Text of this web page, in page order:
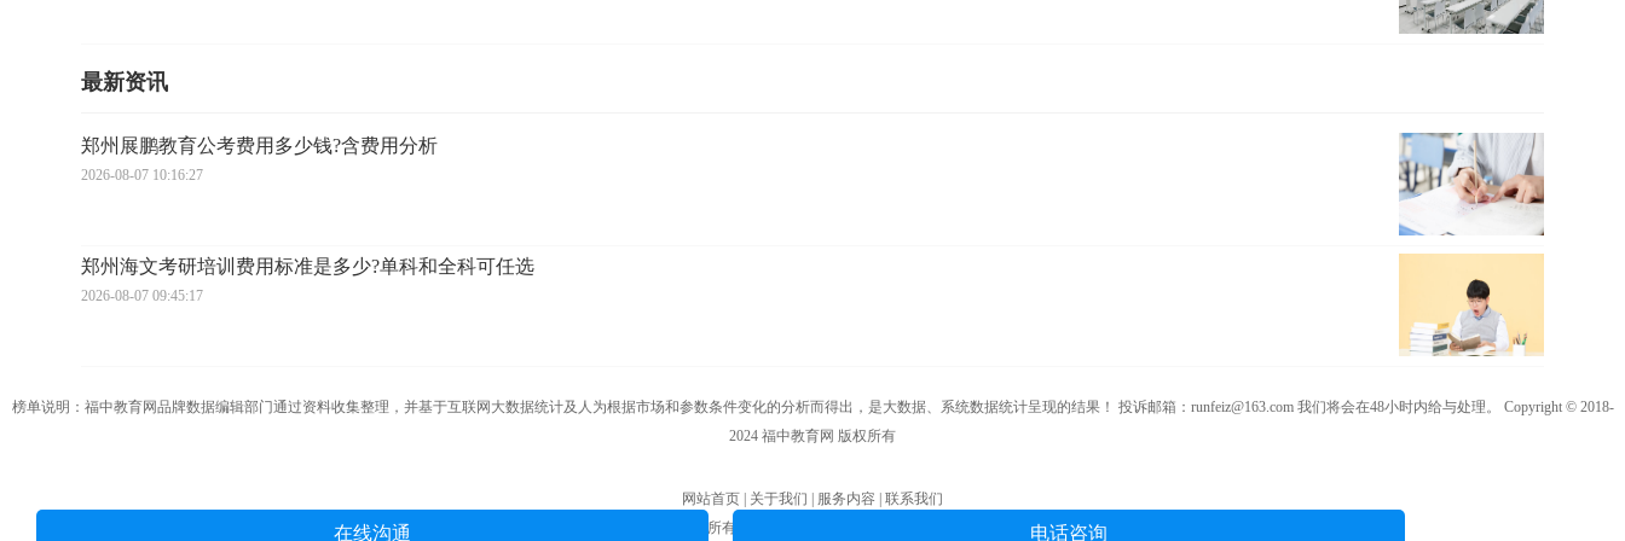
最新资讯
郑州展鹏教育公考费用多少钱?含费用分析
2026-08-07 10:16:27
郑州海文考研培训费用标准是多少?单科和全科可任选
2026-08-07 09:45:17
榜单说明：福中教育网品牌数据编辑部门通过资料收集整理，并基于互联网大数据统计及人为根据市场和参数条件变化的分析而得出，是大数据、系统数据统计呈现的结果！ 投诉邮箱：runfeiz@163.com 我们将会在48小时内给与处理。 Copyright © 2018-
2024 福中教育网 版权所有
网站首页 | 关于我们 | 服务内容 | 联系我们
版权所有 福中教育网 | 赣ICP备18011038号
在线沟通 电话咨询